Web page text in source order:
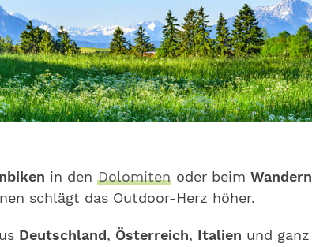
in den Dolomiten oder beim Wandern
schlägt das Outdoor-Herz höher.
Deutschland, Österreich, Italien und ganz